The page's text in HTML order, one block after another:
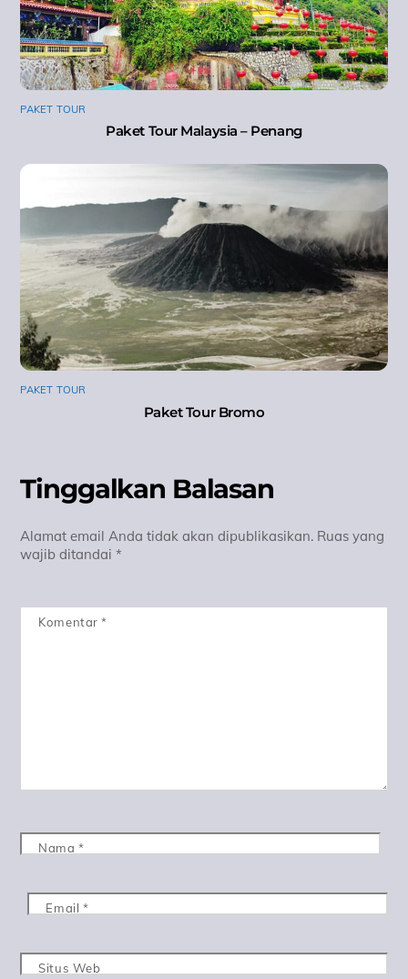
PAKET TOUR
Paket Tour Malaysia – Penang
PAKET TOUR
Paket Tour Bromo
Tinggalkan Balasan
Alamat email Anda tidak akan dipublikasikan. Ruas yang
wajib ditandai*
Komentar*
Nama*
Email *
Situs Web